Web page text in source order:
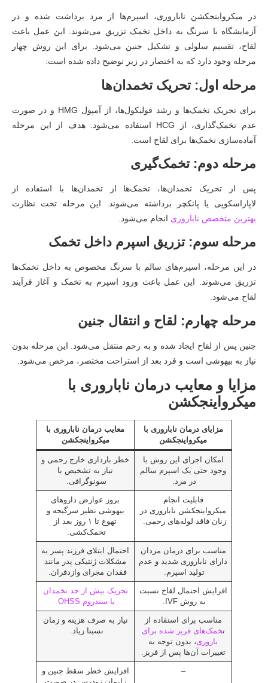
در میکرواینجکشن ناباروری، اسپرم‌ها از مرد برداشت شده و در
آزمایشگاه با سرنگ به داخل تخمک تزریق می‌شوند. این عمل باعث
لقاح، تقسیم سلولی و تشکیل جنین می‌شود. برای این روش چهار
مرحله وجود دارد که به اختصار در زیر توضیح داده شده است:
مرحله اول: تحریک تخمدان‌ها
برای تحریک تخمک‌ها و رشد فولیکول‌ها، از آمپول HMG و در صورت
عدم تخمک‌گذاری، از HCG استفاده می‌شود. هدف از این مرحله
آماده‌سازی تخمک‌ها برای لقاح است.
مرحله دوم: تخمک‌گیری
پس از تحریک تخمدان‌ها، تخمک‌ها از تخمدان‌ها با استفاده از
لاپاراسکوپی یا پانکچر برداشته می‌شوند. این مرحله تحت نظارت
بهترین متخصص ناباروری انجام می‌شود.
مرحله سوم: تزریق اسپرم داخل تخمک
در این مرحله، اسپرم‌های سالم با سرنگ مخصوص به داخل تخمک‌ها
تزریق می‌شوند. این عمل باعث ورود اسپرم به تخمک و آغاز فرآیند
لقاح می‌شود.
مرحله چهارم: لقاح و انتقال جنین
جنین پس از لقاح ایجاد شده و به رحم منتقل می‌شود. این مرحله بدون
نیاز به بیهوشی است و فرد بعد از استراحت مختصر، مرخص می‌شود.
مزایا و معایب درمان ناباروری با
میکرواینجکشن
مزایای درمان ناباروری با
میکرواینجکشن
معایب درمان ناباروری با
میکرواینجکشن
امکان اجرای این روش با
وجود حتی یک اسپرم سالم
در مرد.
خطر بارداری خارج رحمی و
نیاز به تشخیص با
سونوگرافی.
قابلیت انجام
میکرواینجکشن ناباروری در
زنان فاقد لوله‌های رحمی.
بروز عوارض داروهای
بیهوشی نظیر سرگیجه و
تهوع تا ۱ روز بعد از
تخمک‌کشی.
مناسب برای درمان مردان
دارای ناباروری شدید و عدم
تولید اسپرم.
احتمال ابتلای فرزند پسر به
مشکلات ژنتیکی پدر مانند
فقدان مجرای وازدفران.
افزایش احتمال لقاح نسبت
به روش IVF.
تحریک بیش از حد تخمدان
یا سندروم OHSS
مناسب برای استفاده از
تخمک‌های فریز شده برای
باروری، بدون توجه به
تغییرات آن‌ها پس از فریز.
نیاز به صرف هزینه و زمان
نسبتا زیاد.
–
افزایش خطر سقط جنین و